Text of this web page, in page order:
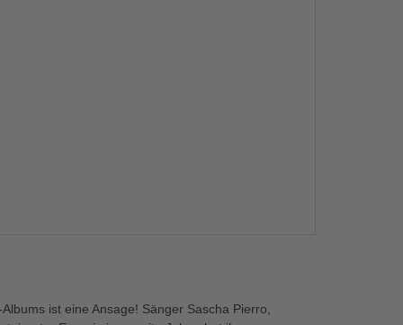
ist eine Ansage! Sänger Sascha Pierro,